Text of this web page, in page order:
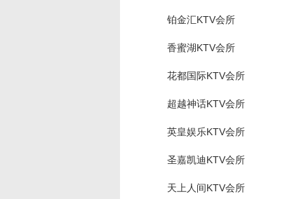
铂金汇KTV会所
香蜜湖KTV会所
花都国际KTV会所
超越神话KTV会所
英皇娱乐KTV会所
圣嘉凯迪KTV会所
天上人间KTV会所